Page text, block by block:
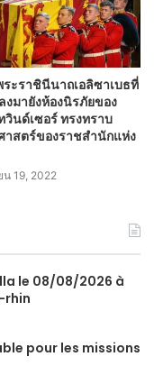
ระราชินีนาถเอลิซาเบธที่
งมายังห้องนิรภัยของ
วินด์เซอร์ ทรงทราบ
าสตร์ของราชสำนักแห่ง
น 19, 2022
le 08/08/2026 à
rhin
pour les missions